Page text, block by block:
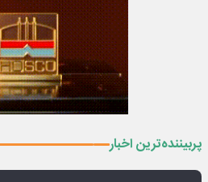
پربیننده‌ترین اخبار